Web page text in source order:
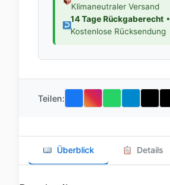
Klimaneutraler Versand
14 Tage Rückgaberecht•
Kostenlose Rücksendung
Teilen:
Überblick Details